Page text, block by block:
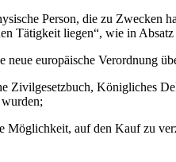
Person, die zu Zwecken
Tätigkeit liegen“, wie in Absatz
neue europäische Verordnung
Zivilgesetzbuch, Königliches
Möglichkeit, auf den Kauf zu